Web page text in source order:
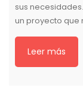
sus
un proyecto que
Leer más